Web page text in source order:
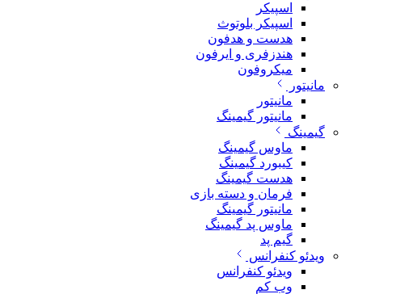
اسپیکر
اسپیکر بلوتوث
هدست و هدفون
هندزفری و ایرفون
میکروفون
مانیتور
مانیتور
مانیتور گیمینگ
گیمینگ
ماوس گیمینگ
کیبورد گیمینگ
هدست گیمینگ
فرمان و دسته بازی
مانیتور گیمینگ
ماوس پد گیمینگ
گیم پد
ویدئو کنفرانس
ویدئو کنفرانس
وب کم